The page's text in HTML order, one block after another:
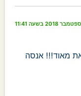
מאוד!!! אנסה